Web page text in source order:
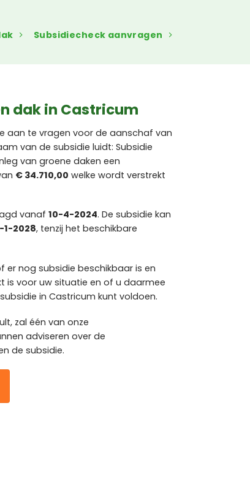
Subsidiecheck aanvragen
dak in Castricum
aan te vragen voor de aanschaf van
van de subsidie luidt: Subsidie
van groene daken een
€ 34.710,00 welke wordt verstrekt
vanaf 10-4-2024. De subsidie kan
1-2028, tenzij het beschikbare
er nog subsidie beschikbaar is en
is voor uw situatie en of u daarmee
in Castricum kunt voldoen.
zal één van onze
adviseren over de
de subsidie.